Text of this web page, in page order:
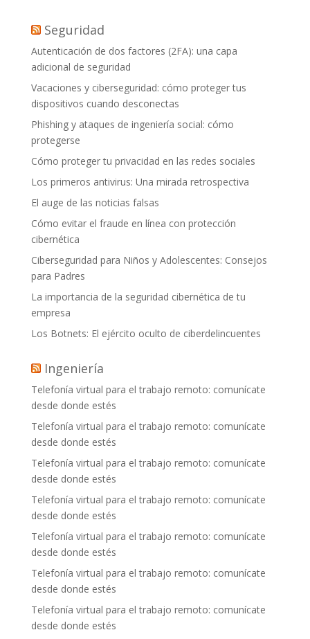
Seguridad
Autenticación de dos factores (2FA): una capa
adicional de seguridad
Vacaciones y ciberseguridad: cómo proteger tus
dispositivos cuando desconectas
Phishing y ataques de ingeniería social: cómo
protegerse
Cómo proteger tu privacidad en las redes sociales
Los primeros antivirus: Una mirada retrospectiva
El auge de las noticias falsas
Cómo evitar el fraude en línea con protección
cibernética
Ciberseguridad para Niños y Adolescentes: Consejos
para Padres
La importancia de la seguridad cibernética de tu
empresa
Los Botnets: El ejército oculto de ciberdelincuentes
Ingeniería
Telefonía virtual para el trabajo remoto: comunícate
desde donde estés
Telefonía virtual para el trabajo remoto: comunícate
desde donde estés
Telefonía virtual para el trabajo remoto: comunícate
desde donde estés
Telefonía virtual para el trabajo remoto: comunícate
desde donde estés
Telefonía virtual para el trabajo remoto: comunícate
desde donde estés
Telefonía virtual para el trabajo remoto: comunícate
desde donde estés
Telefonía virtual para el trabajo remoto: comunícate
desde donde estés